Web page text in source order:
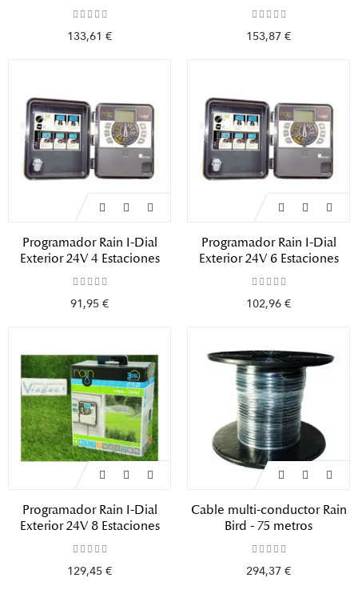
133,61 € 153,87 €
Programador Rain I-Dial
Exterior 24V 4 Estaciones
91,95 €
Programador Rain I-Dial
Exterior 24V 6 Estaciones
102,96 €
Programador Rain I-Dial
Exterior 24V 8 Estaciones
129,45 €
Cable multi-conductor Rain
Bird - 75 metros
294,37 €